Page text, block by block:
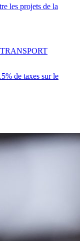
les projets de la
de taxes sur le